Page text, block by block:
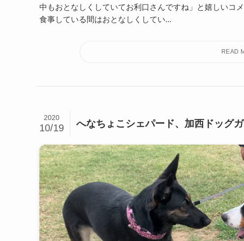
中もおとなしくしていてお利口さんですね」と嬉しいコ
食事している間はおとなしくしてい...
へなちょこシェパード、加西ドッグ
2020
10/19